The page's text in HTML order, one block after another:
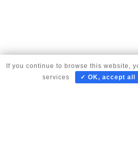
If you continue to browse this website,
services
✓ OK, accept all